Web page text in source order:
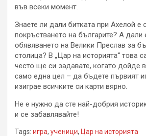
във всеки момент.
Знаете ли дали битката при Ахелой е
покръстването на българите? А дали
обявяването на Велики Преслав за
столица? В „Цар на историята“ това
често ще си задавате, когато дойде
само една цел – да бъдете първият
изиграе всичките си карти вярно.
Не е нужно да сте най-добрия
и се забавлявайте!
Tags: игра, ученици, Цар на историята